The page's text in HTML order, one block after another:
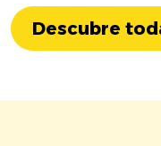
Descubre